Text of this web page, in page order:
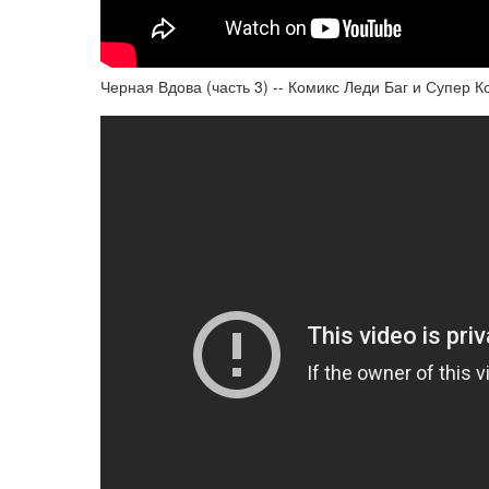
Черная Вдова (часть 3) -- Комикс Леди Баг и Супер